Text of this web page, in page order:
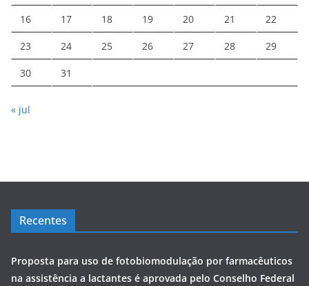
16 17 18 19 20 21 22
23 24 25 26 27 28 29
30 31
« jul
Recentes
Proposta para uso de fotobiomodulação por farmacêuticos
na assistência a lactantes é aprovada pelo Conselho Federal